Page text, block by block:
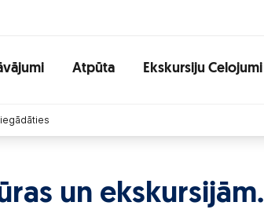
Atpūta Ekskursiju Celojumi
un ekskursijām.
iegādāties